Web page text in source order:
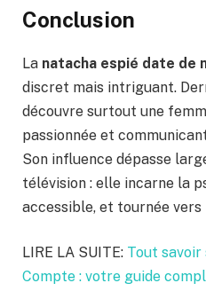
Conclusion
La natacha espié date de
discret mais intriguant.
découvre surtout une
passionnée et
Son influence dépasse
télévision : elle incarne la
accessible, et tournée vers
LIRE LA SUITE: Tout savoir
Compte : votre guide